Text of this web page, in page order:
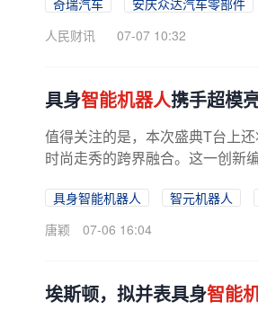
奇瑞汽车 安庆众达汽车零部件
人民财讯
07-07 10:32
具身智能机器人携手超模
值得关注的是，本次盛典T台上
时尚走秀的跨界融合。这一创新
具身智能机器人 智元机器人
唐颖
07-06 16:04
埃斯顿，拟并表具身智能